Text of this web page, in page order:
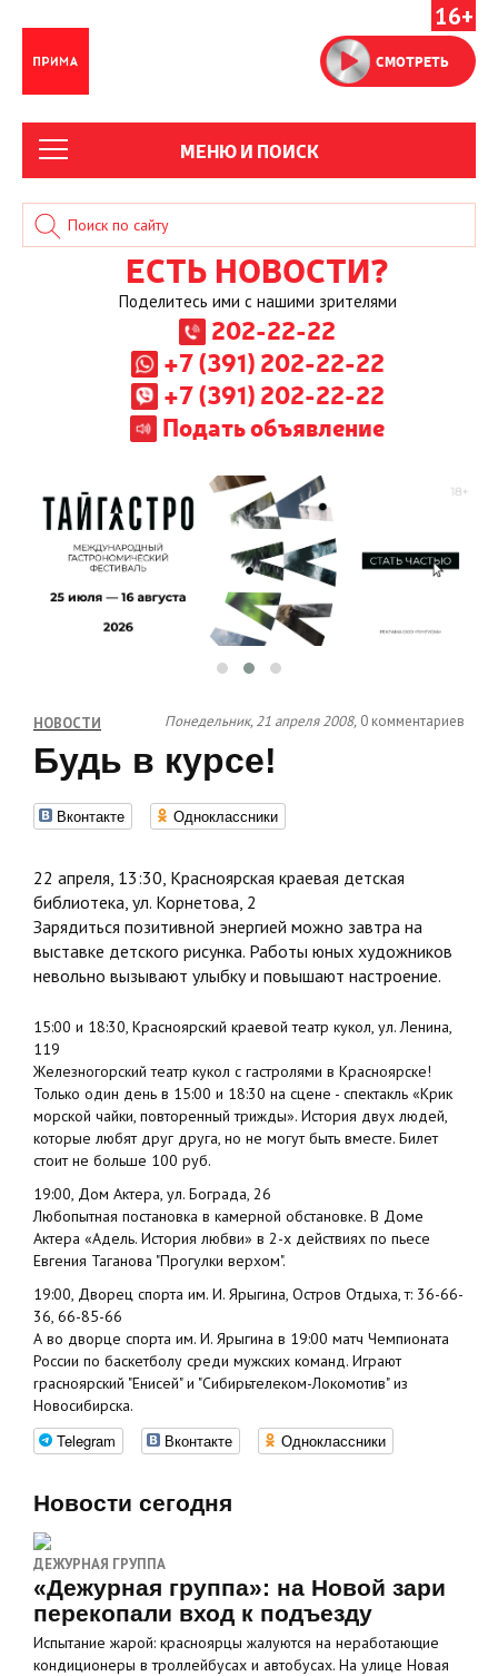
16+
СМОТРЕТЬ
МЕНЮ И ПОИСК
ЕСТЬ НОВОСТИ?
Поделитесь ими с нашими зрителями
202-22-22
+7 (391) 202-22-22
+7 (391) 202-22-22
Подать объявление
НОВОСТИ Понедельник, 21 апреля 2008, 0 комментариев
Будь в курсе!
Вконтакте Одноклассники
22 апреля, 13:30, Красноярская краевая детская
библиотека, ул. Корнетова, 2
Зарядиться позитивной энергией можно завтра на
выставке детского рисунка. Работы юных художников
невольно вызывают улыбку и повышают настроение.
15:00 и 18:30, Красноярский краевой театр кукол, ул. Ленина,
119
Железногорский театр кукол с гастролями в Красноярске!
Только один день в 15:00 и 18:30 на сцене - спектакль «Крик
морской чайки, повторенный трижды». История двух людей,
которые любят друг друга, но не могут быть вместе. Билет
стоит не больше 100 руб.
19:00, Дом Актера, ул. Бограда, 26
Любопытная постановка в камерной обстановке. В Доме
Актера «Адель. История любви» в 2-х действиях по пьесе
Евгения Таганова "Прогулки верхом".
19:00, Дворец спорта им. И. Ярыгина, Остров Отдыха, т: 36-66-
36, 66-85-66
А во дворце спорта им. И. Ярыгина в 19:00 матч Чемпионата
России по баскетболу среди мужских команд. Играют
rрасноярский "Енисей" и "Сибирьтелеком-Локомотив" из
Новосибирска.
Telegram Вконтакте Одноклассники
Новости сегодня
ДЕЖУРНАЯ ГРУППА
«Дежурная группа»: на Новой зари
перекопали вход к подъезду
Испытание жарой: красноярцы жалуются на неработающие
кондиционеры в троллейбусах и автобусах. На улице Новая